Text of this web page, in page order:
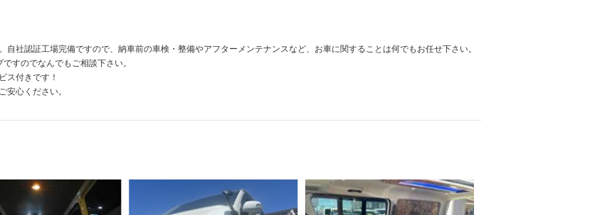
社認証工場完備ですので、納車前の車検・整備やアフターメンテナンスなど、お車に関することは何でもお任せ下さい。
すのでなんでもご相談下さい。
ス付きです！
安心ください。